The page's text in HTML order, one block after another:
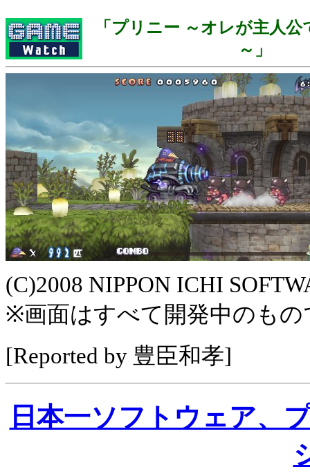
「プリニー ～オレが主人
～」
(C)2008 NIPPON ICHI
※画面はすべて開発中のもの
[Reported by 豊臣和孝]
日本一ソフトウェア、